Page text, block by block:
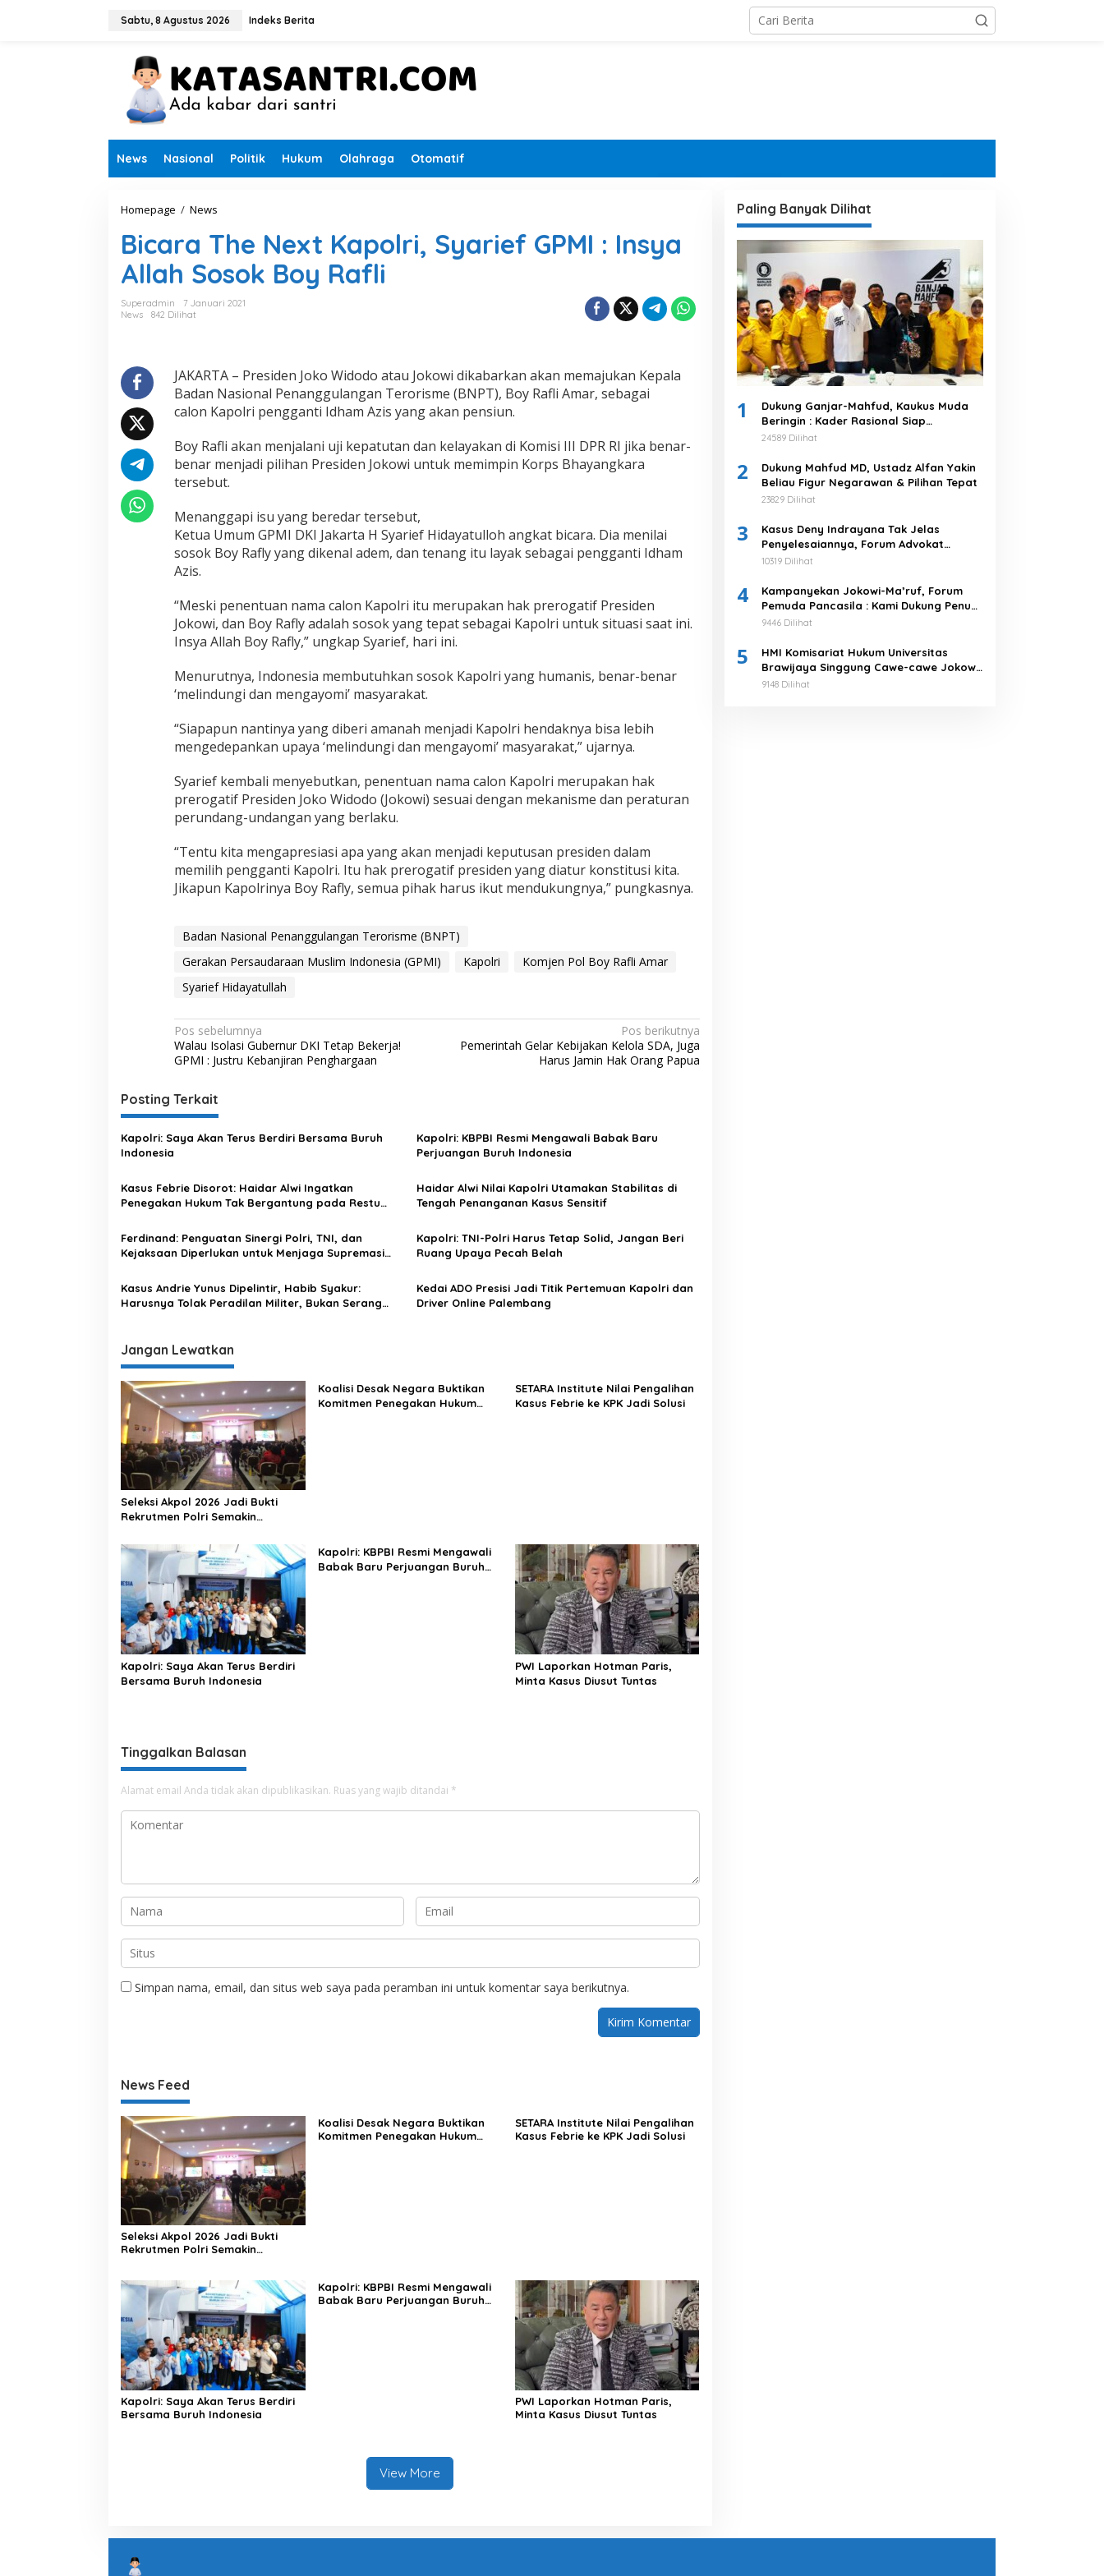
Sabtu, 8 Agustus 2026 Indeks Berita
News Nasional Politik Hukum Olahraga Otomatif
Homepage / News
c
a
r
a
T
x
t
K
a
o
l
i
S
y
a
G
P
:
I
s
y
a
l
a
S
o
s
o
o
R
i
Bicara The Next Kapolri, Syarief GPMI : Insya
Allah Sosok Boy Rafli
Superadmin
7 Januari 2021
News
842 Dilihat
JAKARTA – Presiden Joko Widodo atau Jokowi dikabarkan akan memajukan Kepala
Badan Nasional Penanggulangan Terorisme (BNPT), Boy Rafli Amar, sebagai
calon Kapolri pengganti Idham Azis yang akan pensiun.
Boy Rafli akan menjalani uji kepatutan dan kelayakan di Komisi III DPR RI jika benar-
benar menjadi pilihan Presiden Jokowi untuk memimpin Korps Bhayangkara
tersebut.
Menanggapi isu yang beredar tersebut,
Ketua Umum GPMI DKI Jakarta H Syarief Hidayatulloh angkat bicara. Dia menilai
sosok Boy Rafly yang dikenal adem, dan tenang itu layak sebagai pengganti Idham
Azis.
“Meski penentuan nama calon Kapolri itu merupakan hak prerogatif Presiden
Jokowi, dan Boy Rafly adalah sosok yang tepat sebagai Kapolri untuk situasi saat ini.
Insya Allah Boy Rafly,” ungkap Syarief, hari ini.
Menurutnya, Indonesia membutuhkan sosok Kapolri yang humanis, benar-benar
‘melindungi dan mengayomi’ masyarakat.
“Siapapun nantinya yang diberi amanah menjadi Kapolri hendaknya bisa lebih
mengedepankan upaya ‘melindungi dan mengayomi’ masyarakat,” ujarnya.
Syarief kembali menyebutkan, penentuan nama calon Kapolri merupakan hak
prerogatif Presiden Joko Widodo (Jokowi) sesuai dengan mekanisme dan peraturan
perundang-undangan yang berlaku.
“Tentu kita mengapresiasi apa yang akan menjadi keputusan presiden dalam
memilih pengganti Kapolri. Itu hak prerogatif presiden yang diatur konstitusi kita.
Jikapun Kapolrinya Boy Rafly, semua pihak harus ikut mendukungnya,” pungkasnya.
Badan Nasional Penanggulangan Terorisme (BNPT)
Gerakan Persaudaraan Muslim Indonesia (GPMI)
Kapolri
Komjen Pol Boy Rafli Amar
Syarief Hidayatullah
N
a
i
g
a
i
o
s
Pos sebelumnya
Walau Isolasi Gubernur DKI Tetap Bekerja!
GPMI : Justru Kebanjiran Penghargaan
Pos berikutnya
Pemerintah Gelar Kebijakan Kelola SDA, Juga
Harus Jamin Hak Orang Papua
Posting Terkait
Kapolri: Saya Akan Terus Berdiri Bersama Buruh
Indonesia
Kapolri: KBPBI Resmi Mengawali Babak Baru
Perjuangan Buruh Indonesia
Kasus Febrie Disorot: Haidar Alwi Ingatkan
Penegakan Hukum Tak Bergantung pada Restu
Haidar Alwi Nilai Kapolri Utamakan Stabilitas di
Tengah Penanganan Kasus Sensitif
Ferdinand: Penguatan Sinergi Polri, TNI, dan
Kejaksaan Diperlukan untuk Menjaga Supremasi
Kapolri: TNI-Polri Harus Tetap Solid, Jangan Beri
Ruang Upaya Pecah Belah
Kasus Andrie Yunus Dipelintir, Habib Syakur:
Harusnya Tolak Peradilan Militer, Bukan Serang
Kedai ADO Presisi Jadi Titik Pertemuan Kapolri dan
Driver Online Palembang
Jangan Lewatkan
Seleksi Akpol 2026 Jadi Bukti
Rekrutmen Polri Semakin
Koalisi Desak Negara Buktikan
Komitmen Penegakan Hukum
SETARA Institute Nilai Pengalihan
Kasus Febrie ke KPK Jadi Solusi
Kapolri: Saya Akan Terus Berdiri
Bersama Buruh Indonesia
Kapolri: KBPBI Resmi Mengawali
Babak Baru Perjuangan Buruh
PWI Laporkan Hotman Paris,
Minta Kasus Diusut Tuntas
Tinggalkan Balasan
Alamat email Anda tidak akan dipublikasikan. Ruas yang wajib ditandai *
Simpan nama, email, dan situs web saya pada peramban ini untuk komentar saya berikutnya.
News Feed
Seleksi Akpol 2026 Jadi Bukti
Rekrutmen Polri Semakin
Koalisi Desak Negara Buktikan
Komitmen Penegakan Hukum
SETARA Institute Nilai Pengalihan
Kasus Febrie ke KPK Jadi Solusi
Kapolri: Saya Akan Terus Berdiri
Bersama Buruh Indonesia
Kapolri: KBPBI Resmi Mengawali
Babak Baru Perjuangan Buruh
PWI Laporkan Hotman Paris,
Minta Kasus Diusut Tuntas
View More
Paling Banyak Dilihat
1
Dukung Ganjar-Mahfud, Kaukus Muda
Beringin : Kader Rasional Siap
Menangkan 03
24589 Dilihat
2
Dukung Mahfud MD, Ustadz Alfan Yakin
Beliau Figur Negarawan & Pilihan Tepat
23829 Dilihat
3
Kasus Deny Indrayana Tak Jelas
Penyelesaiannya, Forum Advokat
Pengawal Demokrasi : Ayo Segera
10319 Dilihat
4
Kampanyekan Jokowi-Ma’ruf, Forum
Pemuda Pancasila : Kami Dukung Penuh
Untuk Memimpin di 2019-2024
9446 Dilihat
5
HMI Komisariat Hukum Universitas
Brawijaya Singgung Cawe-cawe Jokowi,
Tegaskan 5 Poin Pernyataan Sikap
9148 Dilihat